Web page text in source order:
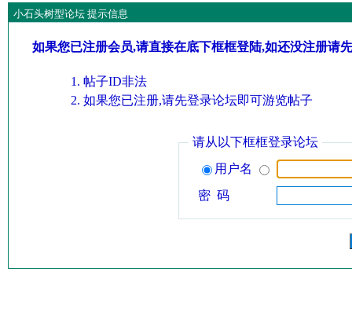
小石头树型论坛 提示信息
如果您已注册会员,请直接在底下框框登陆,如还没注册请
帖子ID非法
如果您已注册,请先登录论坛即可游览帖子
请从以下框框登录论坛
用户名
密 码